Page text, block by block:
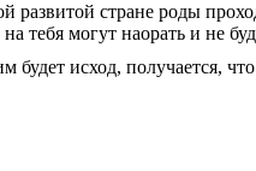
стране роды
тебя могут наорать и не
будет исход, получается,